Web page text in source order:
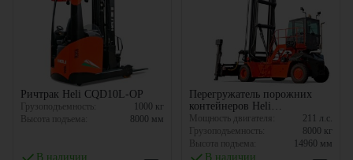
Ричтрак Heli CQD10L-OP
Грузоподъемность: 1000 кг
Высота подъема:
8000 мм
В наличии
Перегружатель порожних
контейнеров Heli
CPCD180EC5
Мощность двигателя: 211 л.с.
Грузоподъемность:
8000 кг
Высота подъема:
14960 мм
В наличии